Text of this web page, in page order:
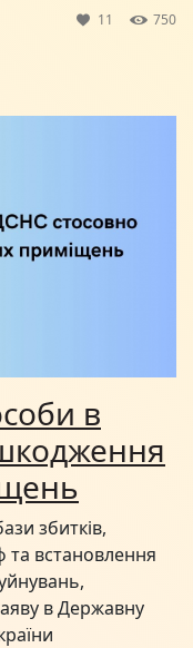
11 750
в
збитків,
та встановлення
в Державну